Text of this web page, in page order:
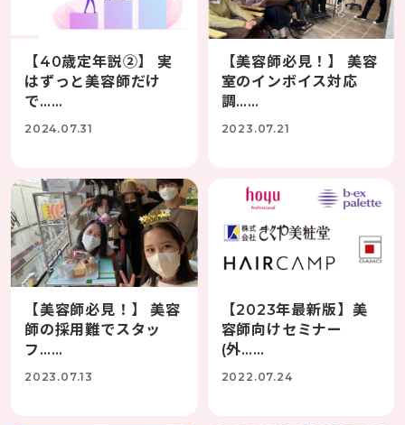
【40歳定年説②】 実
はずっと美容師だけ
で……
2024.07.31
【美容師必見！】 美容
室のインボイス対応
調……
2023.07.21
【美容師必見！】 美容
師の採用難でスタッ
フ……
2023.07.13
【2023年最新版】美
容師向けセミナー
(外……
2022.07.24